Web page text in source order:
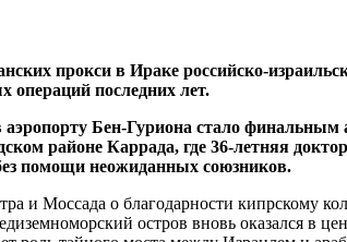
прокси в Ираке российско-
последних лет.
Бен-Гуриона стало
районе Каррада, где 36-летняя
помощи неожиданных союзников.
и Моссада о благодарности кипрскому
остров вновь оказался